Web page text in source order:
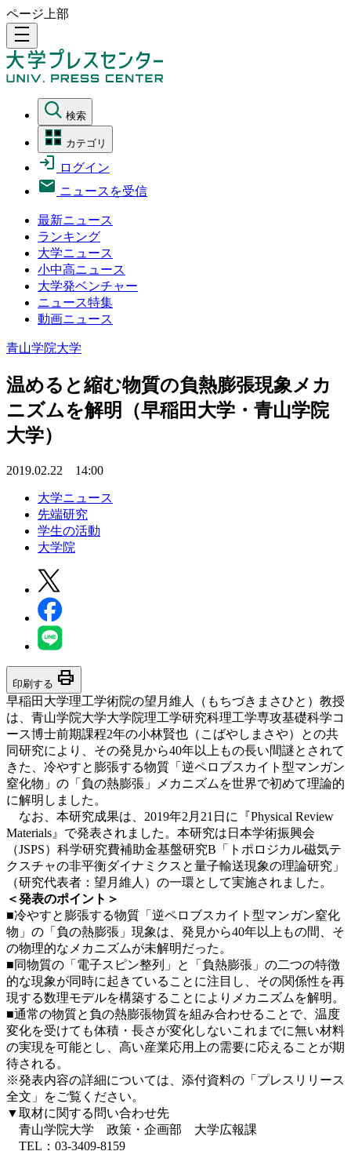
ページ上部
density_medium
検索
カテゴリ
ログイン
ニュースを受信
最新ニュース
ランキング
大学ニュース
小中高ニュース
大学発ベンチャー
ニュース特集
動画ニュース
青山学院大学
温めると縮む物質の負熱膨張現象メカ
ニズムを解明（早稲田大学・青山学院
大学）
2019.02.22 14:00
大学ニュース
先端研究
学生の活動
大学院
印刷する print
早稲田大学理工学術院の望月維人（もちづきまさひと）教授
は、青山学院大学大学院理工学研究科理工学専攻基礎科学コ
ース博士前期課程2年の小林賢也（こばやしまさや）との共
同研究により、その発見から40年以上もの長い間謎とされて
きた、冷やすと膨張する物質「逆ペロブスカイト型マンガン
窒化物」の「負の熱膨張」メカニズムを世界で初めて理論的
に解明しました。
なお、本研究成果は、2019年2月21日に『Physical Review
Materials』で発表されました。本研究は日本学術振興会
（JSPS）科学研究費補助金基盤研究B「トポロジカル磁気テ
クスチャの非平衡ダイナミクスと量子輸送現象の理論研究」
（研究代表者：望月維人）の一環として実施されました。
＜発表のポイント＞
■冷やすと膨張する物質「逆ペロブスカイト型マンガン窒化
物」の「負の熱膨張」現象は、発見から40年以上もの間、そ
の物理的なメカニズムが未解明だった。
■同物質の「電子スピン整列」と「負熱膨張」の二つの特徴
的な現象が同時に起きていることに注目し、その関係性を再
現する数理モデルを構築することによりメカニズムを解明。
■通常の物質と負の熱膨張物質を組み合わせることで、温度
変化を受けても体積・長さが変化しないこれまでに無い材料
の実現を可能とし、高い産業応用上の需要に応えることが期
待される。
※発表内容の詳細については、添付資料の「プレスリリース
全文」をご覧ください。
▼取材に関する問い合わせ先
青山学院大学 政策・企画部 大学広報課
TEL：03-3409-8159